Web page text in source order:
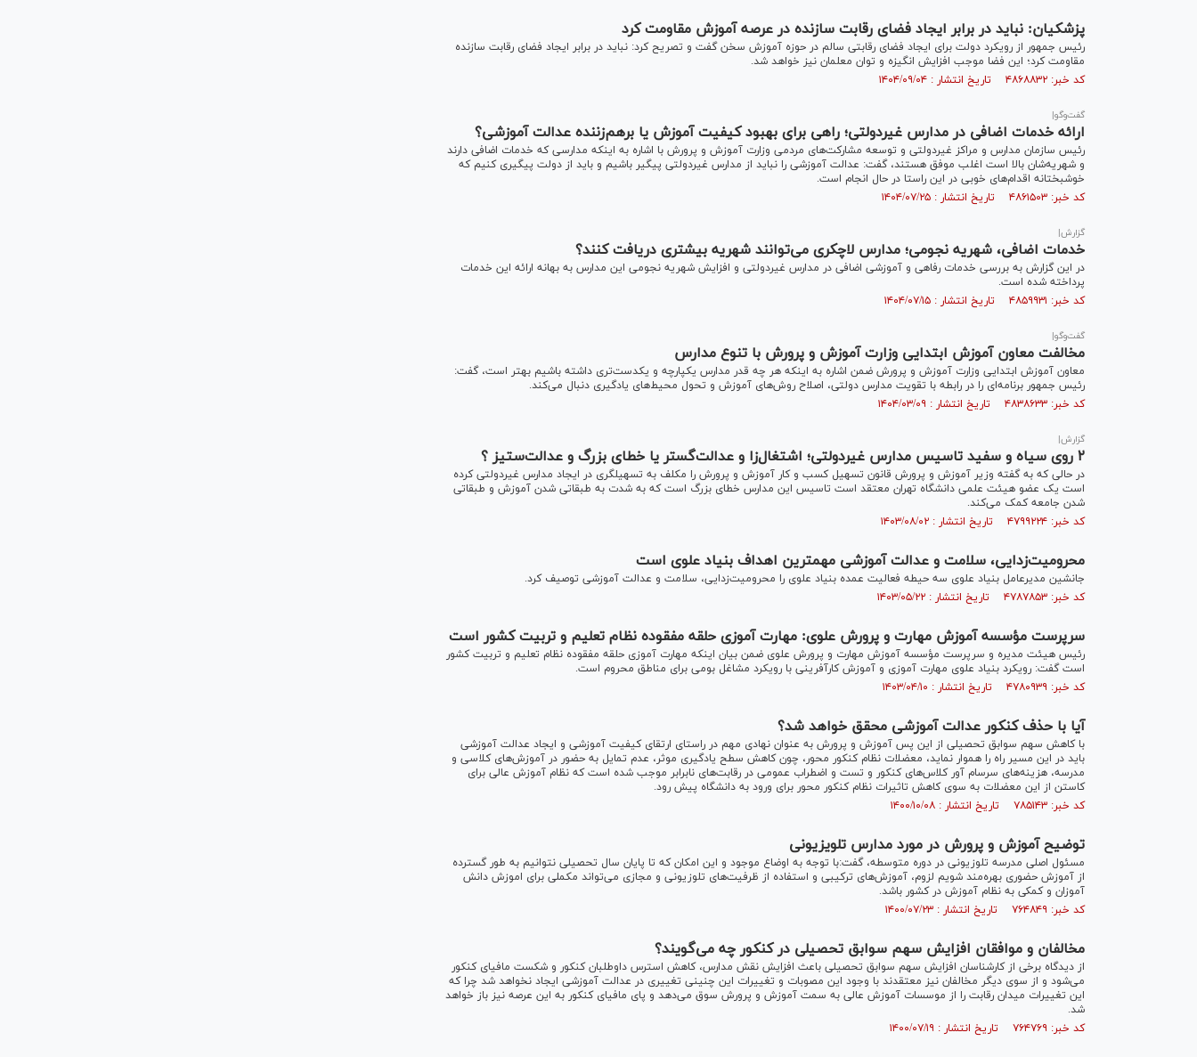
پزشکیان: نباید در برابر ایجاد فضای رقابت سازنده در عرصه آموزش مقاومت کرد
رئیس جمهور از رویکرد دولت برای ایجاد فضای رقابتی سالم در حوزه آموزش سخن گفت و تصریح کرد: نباید در برابر ایجاد فضای رقابت سازنده
مقاومت کرد؛ این فضا موجب افزایش انگیزه و توان معلمان نیز خواهد شد.
کد خبر: ۴۸۶۸۸۳۲ تاریخ انتشار : ۱۴۰۴/۰۹/۰۴
گفت‌وگو|
ارائه خدمات اضافی در مدارس غیردولتی؛ راهی برای بهبود کیفیت آموزش یا برهم‌زننده عدالت آموزشی؟
رئیس سازمان مدارس و مراکز غیر‌دولتی و توسعه مشارکت‌های مردمی وزارت آموزش و پرورش با اشاره به اینکه مدارسی که خدمات اضافی دارند
و شهریه‌شان بالا است اغلب موفق هستند، گفت: عدالت آموزشی را نباید از مدارس غیردولتی پیگیر باشیم و باید از دولت پیگیری کنیم که
خوشبختانه اقدام‌های خوبی در این راستا در حال انجام است.
کد خبر: ۴۸۶۱۵۰۳ تاریخ انتشار : ۱۴۰۴/۰۷/۲۵
گزارش|
خدمات اضافی، شهریه نجومی؛ مدارس لاچکری می‌توانند شهریه بیشتری دریافت کنند؟
در این گزارش به بررسی خدمات رفاهی و آموزشی اضافی در مدارس غیردولتی و افزایش شهریه نجومی این مدارس به بهانه ارائه این خدمات
پرداخته شده است.
کد خبر: ۴۸۵۹۹۳۱ تاریخ انتشار : ۱۴۰۴/۰۷/۱۵
گفت‌وگو|
مخالفت معاون آموزش ابتدایی وزارت آموزش و پرورش با تنوع مدارس
معاون آموزش ابتدایی وزارت آموزش و پرورش ضمن اشاره به اینکه هر چه قدر مدارس یکپارچه و یکدست‌تری داشته باشیم بهتر است، گفت:
رئیس جمهور برنامه‌ای را در رابطه با تقویت مدارس دولتی، اصلاح روش‌های آموزش و تحول محیط‎‌های یادگیری دنبال می‌کند.
کد خبر: ۴۸۳۸۶۳۳ تاریخ انتشار : ۱۴۰۴/۰۳/۰۹
گزارش|
۲ روی سیاه و سفید تاسیس مدارس غیردولتی؛ اشتغال‌زا و عدالت‌گستر یا خطای بزرگ و عدالت‌ستیز ؟
در حالی که به گفته وزیر آموزش و پرورش قانون تسهیل کسب و کار آموزش و پرورش را مکلف به تسهیلگری در ایجاد مدارس غیردولتی کرده
است یک عضو هیئت علمی دانشگاه تهران معتقد است تاسیس این مدارس خطای بزرگ است که به شدت به طبقاتی شدن آموزش و طبقاتی
شدن جامعه کمک می‌کند.
کد خبر: ۴۷۹۹۲۲۴ تاریخ انتشار : ۱۴۰۳/۰۸/۰۲
محرومیت‌زدایی، سلامت و عدالت آموزشی مهمترین اهداف بنیاد علوی است
جانشین مدیرعامل بنیاد علوی سه حیطه فعالیت عمده بنیاد علوی را محرومیت‌زدایی، سلامت و عدالت آموزشی توصیف کرد.
کد خبر: ۴۷۸۷۸۵۳ تاریخ انتشار : ۱۴۰۳/۰۵/۲۲
سرپرست مؤسسه آموزش مهارت و پرورش علوی: مهارت آموزی حلقه مفقوده نظام تعلیم و تربیت کشور است
رئیس هیئت مدیره و سرپرست مؤسسه آموزش مهارت و پرورش علوی ضمن بیان اینکه مهارت آموزی حلقه مفقوده نظام تعلیم و تربیت کشور
است گفت: رویکرد بنیاد علوی مهارت آموزی و آموزش کارآفرینی با رویکرد مشاغل بومی برای مناطق محروم است.
کد خبر: ۴۷۸۰۹۳۹ تاریخ انتشار : ۱۴۰۳/۰۴/۱۰
آیا با حذف کنکور عدالت آموزشی محقق خواهد شد؟
با کاهش سهم سوابق تحصیلی از این پس آموزش و پرورش به عنوان نهادی مهم در راستای ارتقای کیفیت آموزشی و ایجاد عدالت آموزشی
باید در این مسیر راه را هموار نماید، معضلات نظام کنکور محور، چون کاهش سطح یادگیری موثر، عدم تمایل به حضور در آموزش‌های کلاسی و
مدرسه، هزینه‌های سرسام آور کلاس‌های کنکور و تست و اضطراب عمومی در رقابت‌های نابرابر موجب شده است که نظام آموزش عالی برای
کاستن از این معضلات به سوی کاهش تاثیرات نظام کنکور محور برای ورود به دانشگاه پیش رود.
کد خبر: ۷۸۵۱۴۳ تاریخ انتشار : ۱۴۰۰/۱۰/۰۸
توضیح آموزش و پرورش در مورد مدارس تلویزیونی
مسئول اصلی مدرسه تلوزیونی در دوره متوسطه، گفت‌:با توجه به اوضاع موجود و این امکان که تا پایان سال تحصیلی نتوانیم به طور گسترده
از آموزش حضوری بهره‌مند شویم لزوم، آموزش‌های ترکیبی و استفاده از ظرفیت‌های تلوزیونی و مجازی می‌تواند مکملی برای اموزش دانش
آموزان و کمکی به نظام آموزش در کشور باشد.
کد خبر: ۷۶۴۸۴۹ تاریخ انتشار : ۱۴۰۰/۰۷/۲۳
مخالفان و موافقان افزایش سهم سوابق تحصیلی در کنکور چه می‌گویند؟
از دیدگاه برخی از کارشناسان افزایش سهم سوابق تحصیلی باعث افزایش نقش مدارس، کاهش استرس داوطلبان کنکور و شکست مافیای کنکور
می‌شود و از سوی دیگر مخالفان نیز معتقدند با وجود این مصوبات و تغییرات این چنینی تغییری در عدالت آموزشی ایجاد نخواهد شد چرا که
این تغییرات میدان رقابت را از موسسات آموزش عالی به سمت آموزش و پرورش سوق می‌دهد و پای مافیای کنکور به این عرصه نیز باز خواهد
شد.
کد خبر: ۷۶۴۷۶۹ تاریخ انتشار : ۱۴۰۰/۰۷/۱۹